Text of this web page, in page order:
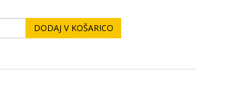
DODAJ V KOŠARICO